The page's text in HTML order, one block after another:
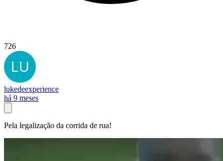
726
lukedeexperience
há 9 meses
Pela legalização da corrida de rua!